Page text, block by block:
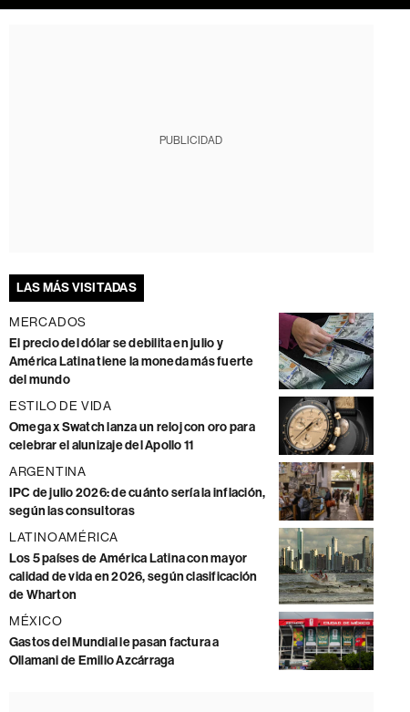
PUBLICIDAD
LAS MÁS VISITADAS
MERCADOS
El precio del dólar se debilita en julio y
América Latina tiene la moneda más fuerte
del mundo
ESTILO DE VIDA
Omega x Swatch lanza un reloj con oro para
celebrar el alunizaje del Apollo 11
ARGENTINA
IPC de julio 2026: de cuánto sería la inflación,
según las consultoras
LATINOAMÉRICA
Los 5 países de América Latina con mayor
calidad de vida en 2026, según clasificación
de Wharton
MÉXICO
Gastos del Mundial le pasan factura a
Ollamani de Emilio Azcárraga